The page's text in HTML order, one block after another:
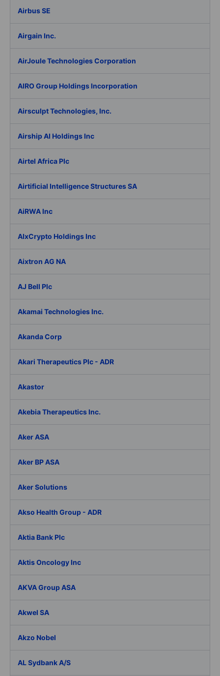
Airbus SE
Airgain Inc.
AirJoule Technologies Corporation
AIRO Group Holdings Incorporation
Airsculpt Technologies, Inc.
Airship AI Holdings Inc
Airtel Africa Plc
Airtificial Intelligence Structures SA
AiRWA Inc
AIxCrypto Holdings Inc
Aixtron AG NA
AJ Bell Plc
Akamai Technologies Inc.
Akanda Corp
Akari Therapeutics Plc - ADR
Akastor
Akebia Therapeutics Inc.
Aker ASA
Aker BP ASA
Aker Solutions
Akso Health Group - ADR
Aktia Bank Plc
Aktis Oncology Inc
AKVA Group ASA
Akwel SA
Akzo Nobel
AL Sydbank A/S